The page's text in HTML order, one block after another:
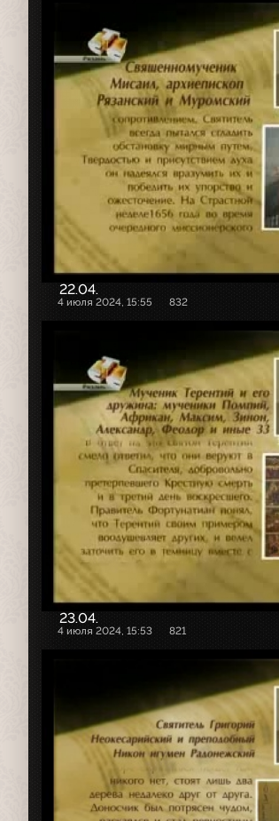
22.04.
4 июля 2024, 15:55 832
23.04.
4 июля 2024, 15:53 821